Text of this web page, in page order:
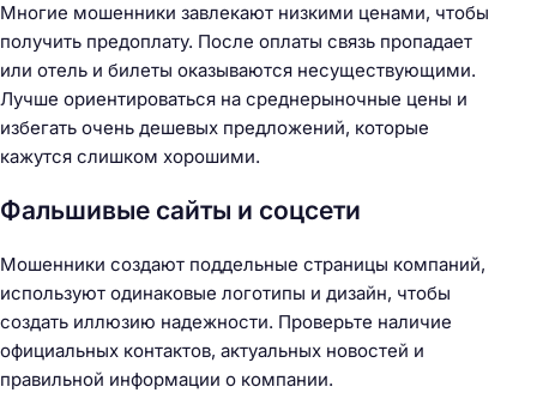
Многие мошенники завлекают низкими ценами, чтобы
получить предоплату. После оплаты связь пропадает
или отель и билеты оказываются несуществующими.
Лучше ориентироваться на среднерыночные цены и
избегать очень дешевых предложений, которые
кажутся слишком хорошими.
Фальшивые сайты и соцсети
Мошенники создают поддельные страницы компаний,
используют одинаковые логотипы и дизайн, чтобы
создать иллюзию надежности. Проверьте наличие
официальных контактов, актуальных новостей и
правильной информации о компании.